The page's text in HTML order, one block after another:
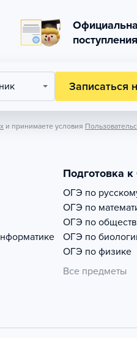
Записаться
и принимаете условия
Подготовка
ОГЭ по
ОГЭ по
ОГЭ по
ОГЭ по
ОГЭ по физике
Все предметы